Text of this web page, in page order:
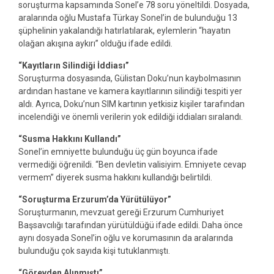
soruşturma kapsamında Sonel’e 78 soru yöneltildi. Dosyada,
aralarında oğlu Mustafa Türkay Sonel’in de bulunduğu 13
şüphelinin yakalandığı hatırlatılarak, eylemlerin “hayatın
olağan akışına aykırı” olduğu ifade edildi.
“Kayıtların Silindiği İddiası”
Soruşturma dosyasında, Gülistan Doku’nun kaybolmasının
ardından hastane ve kamera kayıtlarının silindiği tespiti yer
aldı. Ayrıca, Doku’nun SIM kartının yetkisiz kişiler tarafından
incelendiği ve önemli verilerin yok edildiği iddiaları sıralandı.
“Susma Hakkını Kullandı”
Sonel’in emniyette bulunduğu üç gün boyunca ifade
vermediği öğrenildi. “Ben devletin valisiyim. Emniyete cevap
vermem” diyerek susma hakkını kullandığı belirtildi.
“Soruşturma Erzurum’da Yürütülüyor”
Soruşturmanın, mevzuat gereği Erzurum Cumhuriyet
Başsavcılığı tarafından yürütüldüğü ifade edildi. Daha önce
aynı dosyada Sonel’in oğlu ve korumasının da aralarında
bulunduğu çok sayıda kişi tutuklanmıştı.